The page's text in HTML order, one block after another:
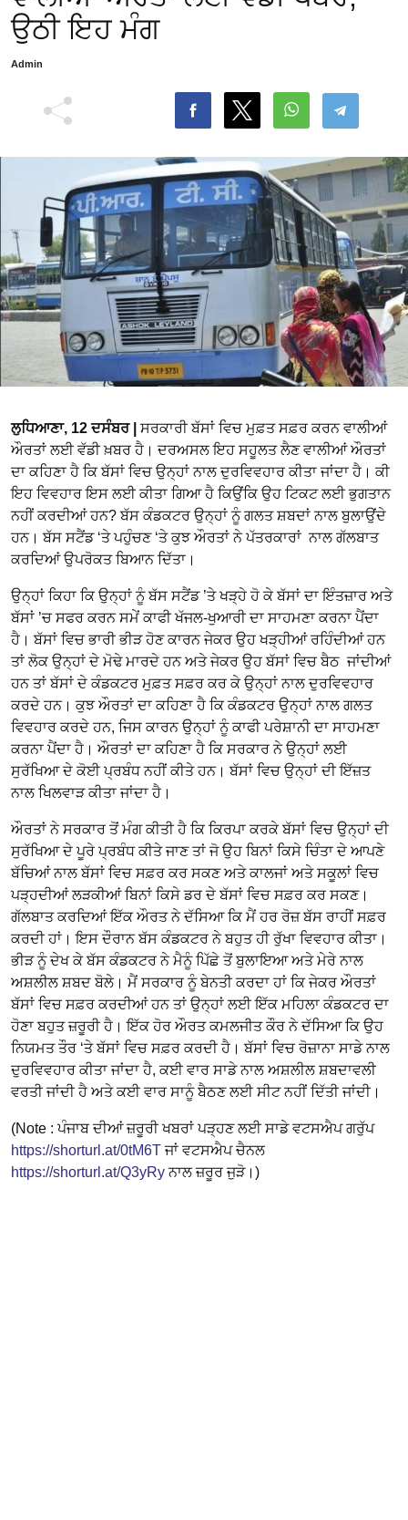
ਉਠੀ ਇਹ ਮੰਗ
Admin
ਲੁਧਿਆਣਾ, 12 ਦਸੰਬਰ |
ਸਰਕਾਰੀ ਬੱਸਾਂ ਵਿਚ ਮੁਫ਼ਤ ਸਫ਼ਰ ਕਰਨ ਵਾਲੀਆਂ
ਔਰਤਾਂ ਲਈ ਵੱਡੀ ਖ਼ਬਰ ਹੈ। ਦਰਅਸਲ ਇਹ ਸਹੂਲਤ ਲੈਣ ਵਾਲੀਆਂ ਔਰਤਾਂ
ਦਾ ਕਹਿਣਾ ਹੈ ਕਿ ਬੱਸਾਂ ਵਿਚ ਉਨ੍ਹਾਂ ਨਾਲ ਦੁਰਵਿਵਹਾਰ ਕੀਤਾ ਜਾਂਦਾ ਹੈ। ਕੀ
ਇਹ ਵਿਵਹਾਰ ਇਸ ਲਈ ਕੀਤਾ ਗਿਆ ਹੈ ਕਿਉਂਕਿ ਉਹ ਟਿਕਟ ਲਈ ਭੁਗਤਾਨ
ਨਹੀਂ ਕਰਦੀਆਂ ਹਨ? ਬੱਸ ਕੰਡਕਟਰ ਉਨ੍ਹਾਂ ਨੂੰ ਗਲਤ ਸ਼ਬਦਾਂ ਨਾਲ ਬੁਲਾਉਂਦੇ
ਹਨ। ਬੱਸ ਸਟੈਂਡ ‘ਤੇ ਪਹੁੰਚਣ ‘ਤੇ ਕੁਝ ਔਰਤਾਂ ਨੇ ਪੱਤਰਕਾਰਾਂ ਨਾਲ ਗੱਲਬਾਤ
ਕਰਦਿਆਂ ਉਪਰੋਕਤ ਬਿਆਨ ਦਿੱਤਾ।
ਉਨ੍ਹਾਂ ਕਿਹਾ ਕਿ ਉਨ੍ਹਾਂ ਨੂੰ ਬੱਸ ਸਟੈਂਡ ’ਤੇ ਖੜ੍ਹੇ ਹੋ ਕੇ ਬੱਸਾਂ ਦਾ ਇੰਤਜ਼ਾਰ ਅਤੇ
ਬੱਸਾਂ ’ਚ ਸਫਰ ਕਰਨ ਸਮੇਂ ਕਾਫੀ ਖੱਜਲ-ਖੁਆਰੀ ਦਾ ਸਾਹਮਣਾ ਕਰਨਾ ਪੈਂਦਾ
ਹੈ। ਬੱਸਾਂ ਵਿਚ ਭਾਰੀ ਭੀੜ ਹੋਣ ਕਾਰਨ ਜੇਕਰ ਉਹ ਖੜ੍ਹੀਆਂ ਰਹਿੰਦੀਆਂ ਹਨ
ਤਾਂ ਲੋਕ ਉਨ੍ਹਾਂ ਦੇ ਮੋਢੇ ਮਾਰਦੇ ਹਨ ਅਤੇ ਜੇਕਰ ਉਹ ਬੱਸਾਂ ਵਿਚ ਬੈਠ ਜਾਂਦੀਆਂ
ਹਨ ਤਾਂ ਬੱਸਾਂ ਦੇ ਕੰਡਕਟਰ ਮੁਫ਼ਤ ਸਫ਼ਰ ਕਰ ਕੇ ਉਨ੍ਹਾਂ ਨਾਲ ਦੁਰਵਿਵਹਾਰ
ਕਰਦੇ ਹਨ। ਕੁਝ ਔਰਤਾਂ ਦਾ ਕਹਿਣਾ ਹੈ ਕਿ ਕੰਡਕਟਰ ਉਨ੍ਹਾਂ ਨਾਲ ਗਲਤ
ਵਿਵਹਾਰ ਕਰਦੇ ਹਨ, ਜਿਸ ਕਾਰਨ ਉਨ੍ਹਾਂ ਨੂੰ ਕਾਫੀ ਪਰੇਸ਼ਾਨੀ ਦਾ ਸਾਹਮਣਾ
ਕਰਨਾ ਪੈਂਦਾ ਹੈ। ਔਰਤਾਂ ਦਾ ਕਹਿਣਾ ਹੈ ਕਿ ਸਰਕਾਰ ਨੇ ਉਨ੍ਹਾਂ ਲਈ
ਸੁਰੱਖਿਆ ਦੇ ਕੋਈ ਪ੍ਰਬੰਧ ਨਹੀਂ ਕੀਤੇ ਹਨ। ਬੱਸਾਂ ਵਿਚ ਉਨ੍ਹਾਂ ਦੀ ਇੱਜ਼ਤ
ਨਾਲ ਖਿਲਵਾੜ ਕੀਤਾ ਜਾਂਦਾ ਹੈ।
ਔਰਤਾਂ ਨੇ ਸਰਕਾਰ ਤੋਂ ਮੰਗ ਕੀਤੀ ਹੈ ਕਿ ਕਿਰਪਾ ਕਰਕੇ ਬੱਸਾਂ ਵਿਚ ਉਨ੍ਹਾਂ ਦੀ
ਸੁਰੱਖਿਆ ਦੇ ਪੂਰੇ ਪ੍ਰਬੰਧ ਕੀਤੇ ਜਾਣ ਤਾਂ ਜੋ ਉਹ ਬਿਨਾਂ ਕਿਸੇ ਚਿੰਤਾ ਦੇ ਆਪਣੇ
ਬੱਚਿਆਂ ਨਾਲ ਬੱਸਾਂ ਵਿਚ ਸਫ਼ਰ ਕਰ ਸਕਣ ਅਤੇ ਕਾਲਜਾਂ ਅਤੇ ਸਕੂਲਾਂ ਵਿਚ
ਪੜ੍ਹਦੀਆਂ ਲੜਕੀਆਂ ਬਿਨਾਂ ਕਿਸੇ ਡਰ ਦੇ ਬੱਸਾਂ ਵਿਚ ਸਫ਼ਰ ਕਰ ਸਕਣ।
ਗੱਲਬਾਤ ਕਰਦਿਆਂ ਇੱਕ ਔਰਤ ਨੇ ਦੱਸਿਆ ਕਿ ਮੈਂ ਹਰ ਰੋਜ਼ ਬੱਸ ਰਾਹੀਂ ਸਫ਼ਰ
ਕਰਦੀ ਹਾਂ। ਇਸ ਦੌਰਾਨ ਬੱਸ ਕੰਡਕਟਰ ਨੇ ਬਹੁਤ ਹੀ ਰੁੱਖਾ ਵਿਵਹਾਰ ਕੀਤਾ।
ਭੀੜ ਨੂੰ ਦੇਖ ਕੇ ਬੱਸ ਕੰਡਕਟਰ ਨੇ ਮੈਨੂੰ ਪਿੱਛੇ ਤੋਂ ਬੁਲਾਇਆ ਅਤੇ ਮੇਰੇ ਨਾਲ
ਅਸ਼ਲੀਲ ਸ਼ਬਦ ਬੋਲੇ। ਮੈਂ ਸਰਕਾਰ ਨੂੰ ਬੇਨਤੀ ਕਰਦਾ ਹਾਂ ਕਿ ਜੇਕਰ ਔਰਤਾਂ
ਬੱਸਾਂ ਵਿਚ ਸਫ਼ਰ ਕਰਦੀਆਂ ਹਨ ਤਾਂ ਉਨ੍ਹਾਂ ਲਈ ਇੱਕ ਮਹਿਲਾ ਕੰਡਕਟਰ ਦਾ
ਹੋਣਾ ਬਹੁਤ ਜ਼ਰੂਰੀ ਹੈ। ਇੱਕ ਹੋਰ ਔਰਤ ਕਮਲਜੀਤ ਕੌਰ ਨੇ ਦੱਸਿਆ ਕਿ ਉਹ
ਨਿਯਮਤ ਤੌਰ ‘ਤੇ ਬੱਸਾਂ ਵਿਚ ਸਫ਼ਰ ਕਰਦੀ ਹੈ। ਬੱਸਾਂ ਵਿਚ ਰੋਜ਼ਾਨਾ ਸਾਡੇ ਨਾਲ
ਦੁਰਵਿਵਹਾਰ ਕੀਤਾ ਜਾਂਦਾ ਹੈ, ਕਈ ਵਾਰ ਸਾਡੇ ਨਾਲ ਅਸ਼ਲੀਲ ਸ਼ਬਦਾਵਲੀ
ਵਰਤੀ ਜਾਂਦੀ ਹੈ ਅਤੇ ਕਈ ਵਾਰ ਸਾਨੂੰ ਬੈਠਣ ਲਈ ਸੀਟ ਨਹੀਂ ਦਿੱਤੀ ਜਾਂਦੀ।
(Note : ਪੰਜਾਬ ਦੀਆਂ ਜ਼ਰੂਰੀ ਖਬਰਾਂ ਪੜ੍ਹਣ ਲਈ ਸਾਡੇ ਵਟਸਐਪ ਗਰੁੱਪ
https://shorturl.at/0tM6Tਜਾਂ ਵਟਸਐਪ ਚੈਨਲ
https://shorturl.at/Q3yRyਨਾਲ ਜ਼ਰੂਰ ਜੁੜੋ।)